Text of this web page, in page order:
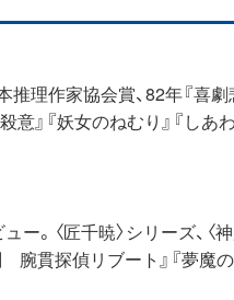
理作家協会賞、82年『喜
』『妖女のねむり』『しあ
〈匠千暁〉シリーズ、〈神
貫探偵リブート』『夢魔